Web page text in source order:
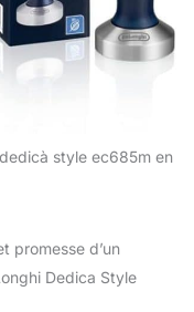
style ec685m en
promesse d’un
Dedica Style